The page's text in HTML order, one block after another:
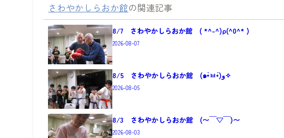
さわやかしらおか館の関連記事
8/7 さわやかしらおか館 ( *^-^)ρ(^0^* )
2026-08-07
8/5 さわやかしらおか館 (๑•̀ㅂ•́)و✧
2026-08-05
8/3 さわやかしらおか館 (〜￣▽￣)〜
2026-08-03